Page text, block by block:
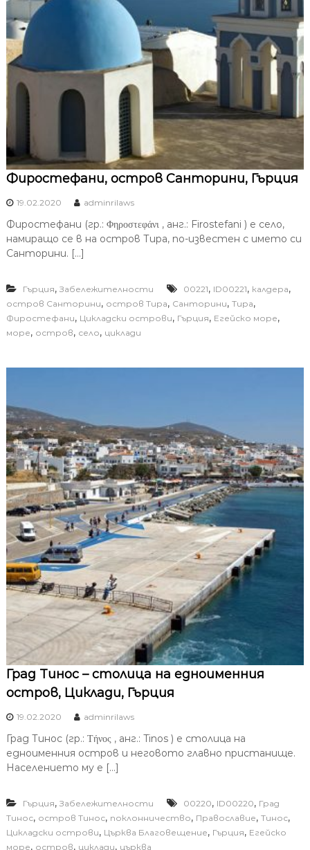
Фиростефани, остров Санторини, Гърция
19.02.2020 adminrilaws
Фиростефани (гр.: Φηροστεφάνι , анг.: Firostefani ) е село,
намиращо се в на остров Тира, по-известен с името си
Санторини. […]
Гърция, Забележителности 00221, ID00221, калдера,
остров Санторини, остров Тира, Санторини, Тира,
Фиростефани, Цикладски острови, Гърция, Егейско море,
море, остров, село, циклади
Град Тинос – столица на едноименния
остров, Циклади, Гърция
19.02.2020 adminrilaws
Град Тинос (гр.: Τήνος , анг.: Tinos ) e столица на
едноименния остров и неговото главно пристанище.
Населението му е […]
Гърция, Забележителности 00220, ID00220, Град
Тинос, остров Тинос, поклонничество, Православие, Тинос,
Цикладски острови, Църква Благовещение, Гърция, Егейско
море, остров, циклади, църква